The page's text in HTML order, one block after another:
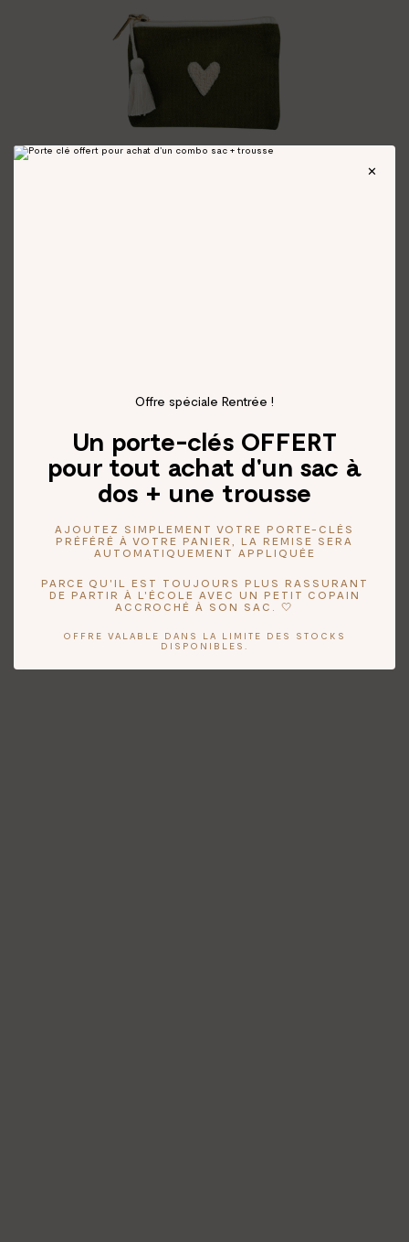
Offre spéciale Rentrée !
Un porte-clés OFFERT
pour tout achat d'un sac à
dos + une trousse
AJOUTEZ SIMPLEMENT VOTRE PORTE-CLÉS
PRÉFÉRÉ À VOTRE PANIER, LA REMISE SERA
AUTOMATIQUEMENT APPLIQUÉE
PARCE QU'IL EST TOUJOURS PLUS RASSURANT
DE PARTIR À L'ÉCOLE AVEC UN PETIT COPAIN
ACCROCHÉ À SON SAC. 🤍
OFFRE VALABLE DANS LA LIMITE DES STOCKS
DISPONIBLES.